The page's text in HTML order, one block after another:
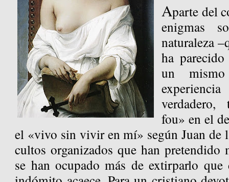
Aparte del
enigmas
naturaleza
ha
un
verdadero,
fou» en el
el «vivo sin vivir en mí» según Juan de
cultos organizados que han pretendido
se han ocupado más de extirparlo